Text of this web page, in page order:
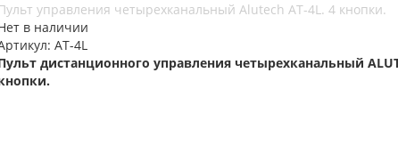
управления четырехканальный Alutech AT-4L. 4 кнопки.
в наличии
AT-4L
дистанционного управления четырехканальный